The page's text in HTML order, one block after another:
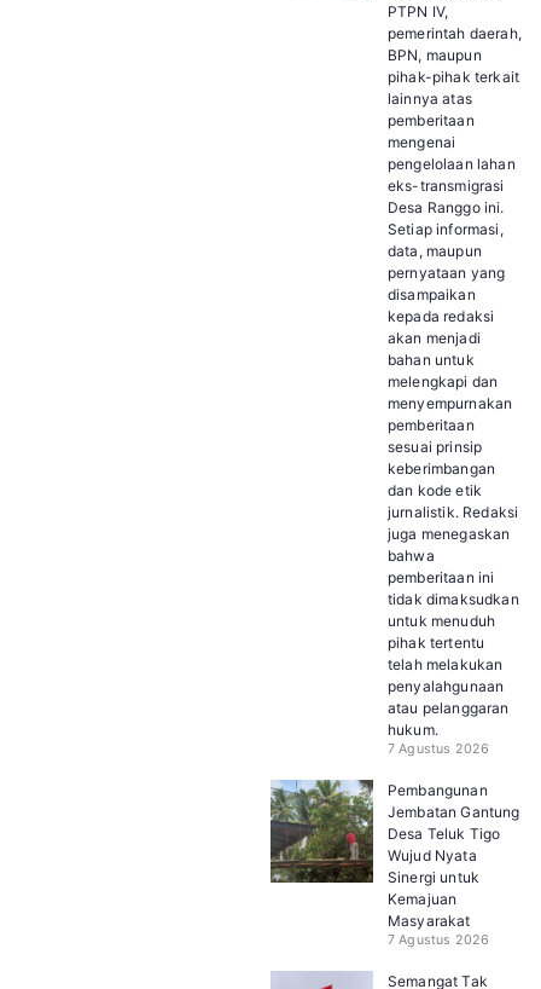
PTPN IV,
pemerintah daerah,
BPN, maupun
pihak-pihak terkait
lainnya atas
pemberitaan
mengenai
pengelolaan lahan
eks-transmigrasi
Desa Ranggo ini.
Setiap informasi,
data, maupun
pernyataan yang
disampaikan
kepada redaksi
akan menjadi
bahan untuk
melengkapi dan
menyempurnakan
pemberitaan
sesuai prinsip
keberimbangan
dan kode etik
jurnalistik. Redaksi
juga menegaskan
bahwa
pemberitaan ini
tidak dimaksudkan
untuk menuduh
pihak tertentu
telah melakukan
penyalahgunaan
atau pelanggaran
hukum.
7 Agustus 2026
Pembangunan
Jembatan Gantung
Desa Teluk Tigo
Wujud Nyata
Sinergi untuk
Kemajuan
Masyarakat
7 Agustus 2026
Semangat Tak